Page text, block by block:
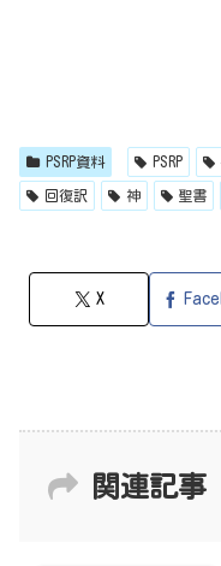
PSRP資料 PSRP
回復訳 神 聖書
X
関連記事